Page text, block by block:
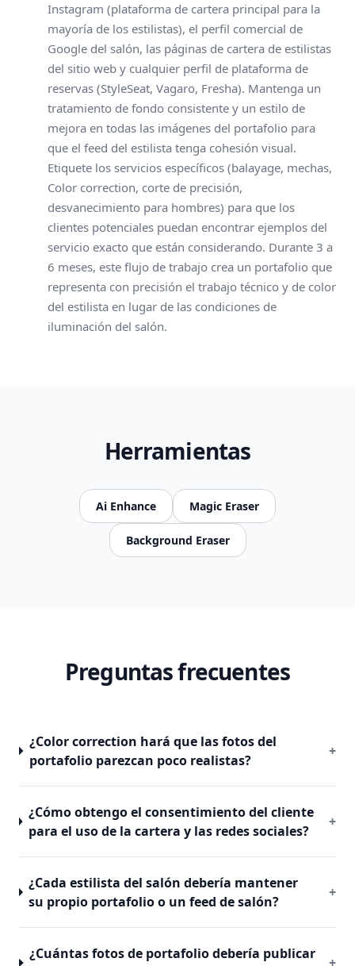
Instagram (plataforma de cartera principal para la
mayoría de los estilistas), el perfil comercial de
Google del salón, las páginas de cartera de estilistas
del sitio web y cualquier perfil de plataforma de
reservas (StyleSeat, Vagaro, Fresha). Mantenga un
tratamiento de fondo consistente y un estilo de
mejora en todas las imágenes del portafolio para
que el feed del estilista tenga cohesión visual.
Etiquete los servicios específicos (balayage, mechas,
Color correction, corte de precisión,
desvanecimiento para hombres) para que los
clientes potenciales puedan encontrar ejemplos del
servicio exacto que están considerando. Durante 3 a
6 meses, este flujo de trabajo crea un portafolio que
representa con precisión el trabajo técnico y de color
del estilista en lugar de las condiciones de
iluminación del salón.
Herramientas
Ai Enhance Magic Eraser
Background Eraser
Preguntas frecuentes
¿Color correction hará que las fotos del
portafolio parezcan poco realistas?
+
¿Cómo obtengo el consentimiento del cliente
para el uso de la cartera y las redes sociales?
+
¿Cada estilista del salón debería mantener
su propio portafolio o un feed de salón?
+
¿Cuántas fotos de portafolio debería publicar